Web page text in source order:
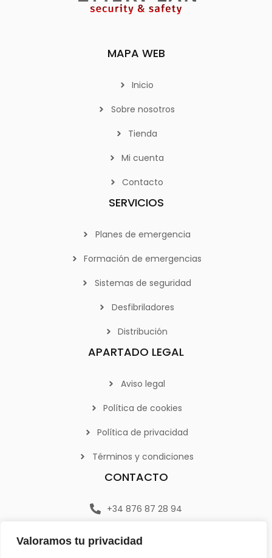
Valoramos tu privacidad
MAPA WEB
Inicio
Sobre nosotros
Tienda
Mi cuenta
Contacto
SERVICIOS
Planes de emergencia
Formación de emergencias
Sistemas de seguridad
Desfibriladores
Distribución
APARTADO LEGAL
Aviso legal
Política de cookies
Política de privacidad
Términos y condiciones
CONTACTO
+34 876 87 28 94